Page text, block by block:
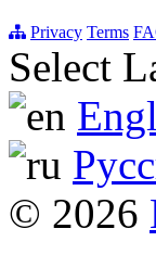
Privacy Terms
Select
© 2026